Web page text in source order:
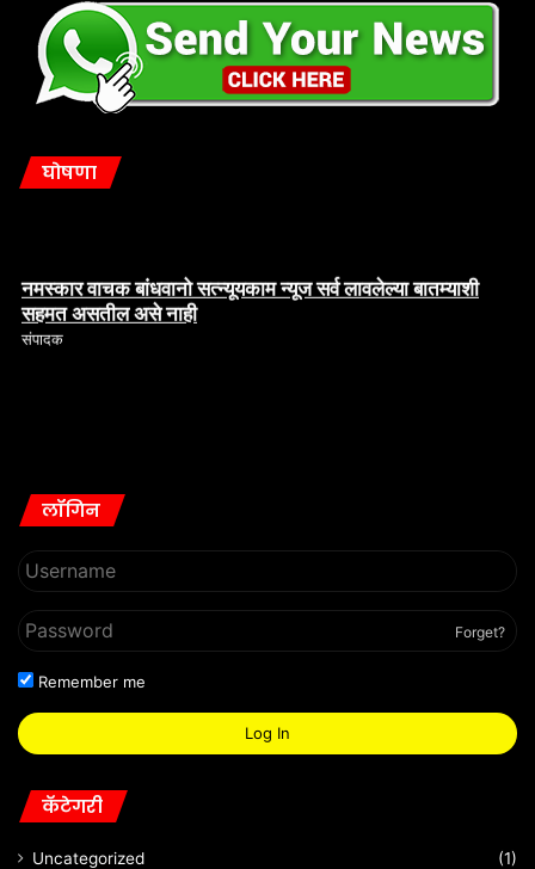
घोषणा
सहमत असतील असे नाही
संपादक
लॉगिन
Forget?
Remember me
Log In
कॅटेगरी
Uncategorized
(1)